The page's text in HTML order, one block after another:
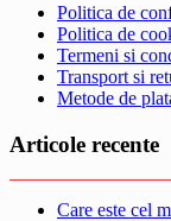
Politica de
Politica de
Termeni si
Transport si
Metode de
Articole recente
Care este cel